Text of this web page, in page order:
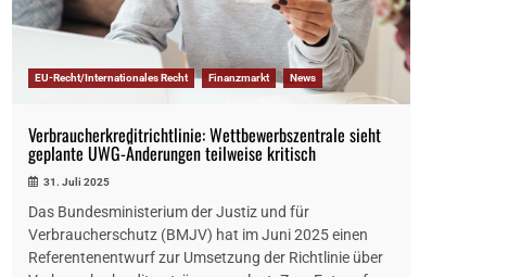
EU-Recht/Internationales Recht Finanzmarkt News
Verbraucherkreditrichtlinie: Wettbewerbszentrale sieht
geplante UWG-Änderungen teilweise kritisch
31. Juli 2025
Das Bundesministerium der Justiz und für
Verbraucherschutz (BMJV) hat im Juni 2025 einen
Referentenentwurf zur Umsetzung der Richtlinie über